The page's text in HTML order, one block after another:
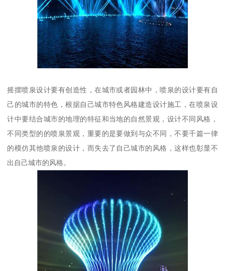
摇摆喷泉设计要有创造性，在城市或者园林中，喷泉的设计要有自
己的城市的特色，根据自己城市特色风格建造设计施工，在喷泉设
计中要结合城市的地理的特征和当地的自然景观，设计不同风格，
不同类型的的喷泉景观，重要的是要做到与众不同，不要千篇一律
的模仿其他喷泉的设计，而失去了自己城市的风格，这样也彰显不
出自己城市的风格。